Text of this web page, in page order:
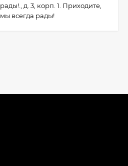
рады!., д. 3, корп. 1. Приходите,
мы всегда рады!